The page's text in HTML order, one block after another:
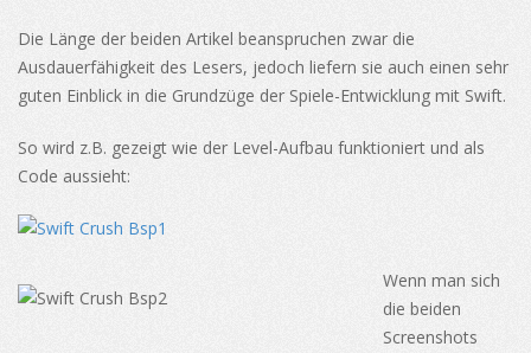
Die Länge der beiden Artikel beanspruchen zwar die
Ausdauerfähigkeit des Lesers, jedoch liefern sie auch einen sehr
guten Einblick in die Grundzüge der Spiele-Entwicklung mit Swift.
So wird z.B. gezeigt wie der Level-Aufbau funktioniert und als
Code aussieht:
Wenn man sich
die beiden
Screenshots